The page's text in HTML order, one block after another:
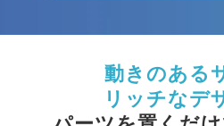
活用サポー
お役立ち情
動きのある
リッチなデ